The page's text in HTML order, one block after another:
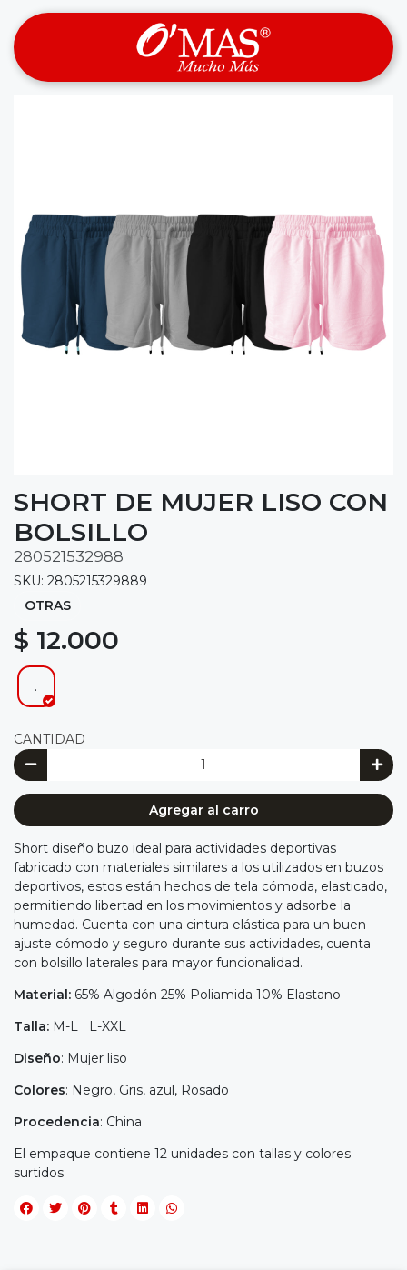
SHORT DE MUJER LISO CON
BOLSILLO
280521532988
SKU: 2805215329889
OTRAS
$ 12.000
.
CANTIDAD
Agregar al carro
Short diseño buzo ideal para actividades deportivas
fabricado con materiales similares a los utilizados en buzos
deportivos, estos están hechos de tela cómoda, elasticado,
permitiendo libertad en los movimientos y adsorbe la
humedad. Cuenta con una cintura elástica para un buen
ajuste cómodo y seguro durante sus actividades, cuenta
con bolsillo laterales para mayor funcionalidad.
Material: 65% Algodón 25% Poliamida 10% Elastano
Talla: M-L L-XXL
Diseño: Mujer liso
Colores: Negro, Gris, azul, Rosado
Procedencia: China
El empaque contiene 12 unidades con tallas y colores
surtidos